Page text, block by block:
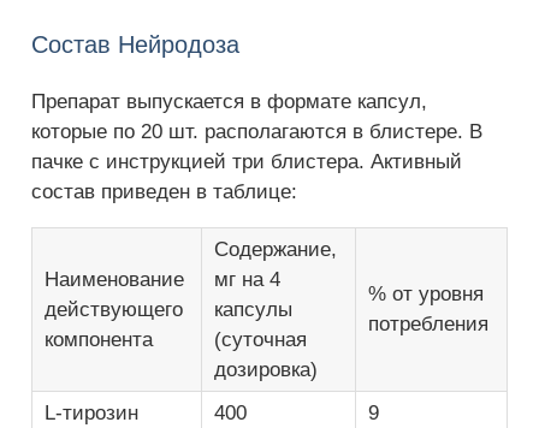
Состав Нейродоза
Препарат выпускается в формате капсул,
которые по 20 шт. располагаются в блистере. В
пачке с инструкцией три блистера. Активный
состав приведен в таблице:
Наименование
действующего
компонента
Содержание,
мг на 4
капсулы
(суточная
дозировка)
% от уровня
потребления
L-тирозин 400
9